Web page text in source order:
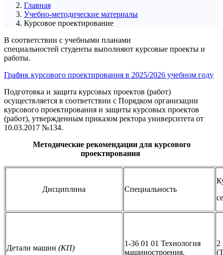
Главная
Учебно-методические материалы
Курсовое проектирование
В соответствии с учебными планами
специальностей студенты выполняют курсовые проекты и
работы.
График курсового проектирования в 2025/2026 учебном году
Подготовка и защита курсовых проектов (работ)
осуществляется в соответствии с Порядком организации
курсового проектирования и защиты курсовых проектов
(работ), утвержденным приказом ректора университета от
10.03.2017 №134.
Методические рекомендации для курсового
проектирования
Дисциплина Специальность
Детали машин (КП)
1-36 01 01 Технология
машиностроения,
2